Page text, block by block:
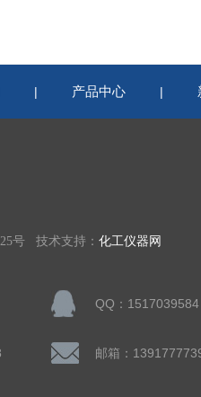
| 产品中心 |
号 技术支持： 化工仪器网
QQ：1517039584